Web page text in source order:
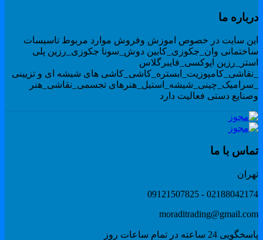
ما
سایت در خصوص اموزش وفروش موارد مربوط تاسیسات
وان_جکوزی_کابین دوش_سونا جکوزی_رزین پلی
اپوکسی_فایبرگلاس
های شیشه ای و تزیینی
تجسمی_نقاشی_هنر
دستی فعالیت دارد
با ما
02188042174 -
24 ساعته در تمام ساعات روز